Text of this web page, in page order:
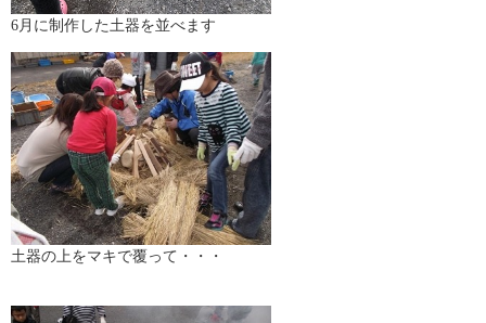
6月に制作した土器を並べます
土器の上をマキで覆って・・・